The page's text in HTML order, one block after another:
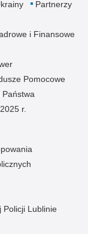
Partnerzy
i Finansowe
Pomocowe
r.
Policji Lublinie